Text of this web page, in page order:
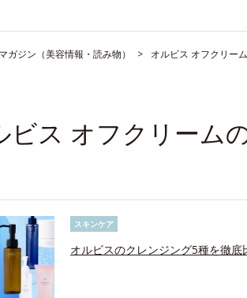
マガジン（美容情報・読み物） オルビス オフクリー
ビス オフクリーム
スキンケア
オルビスのクレンジング5種を徹底